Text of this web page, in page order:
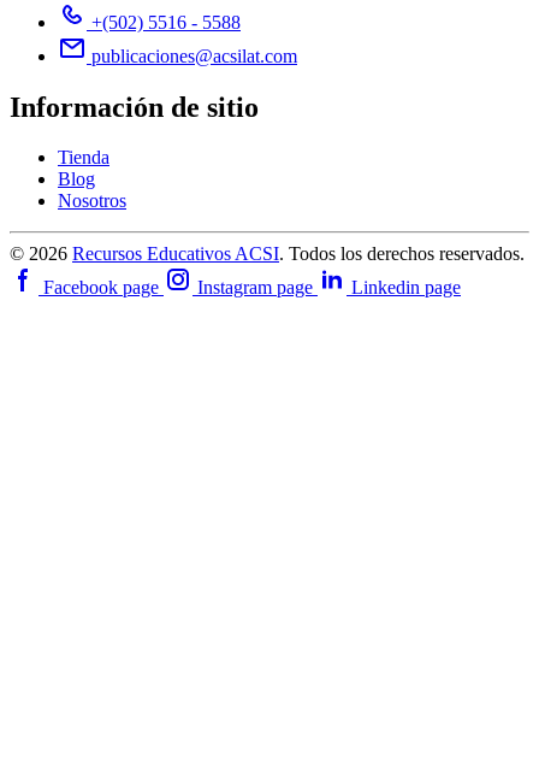
+(502) 5516 - 5588
publicaciones@acsilat.com
Información de sitio
Tienda
Blog
Nosotros
© 2026 Recursos Educativos ACSI. Todos los derechos reservados.
Facebook page
Instagram page Linkedin page